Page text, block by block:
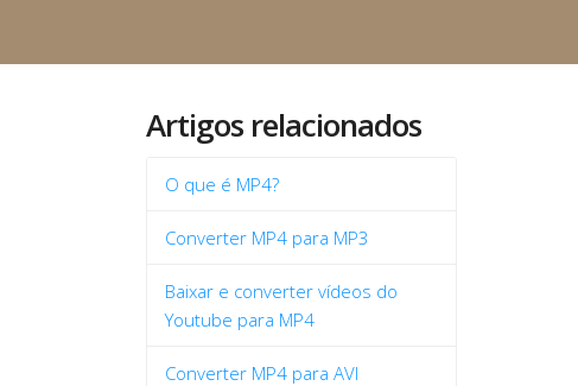
Artigos relacionados
O que é MP4?
Converter MP4 para MP3
Baixar e converter vídeos do
Youtube para MP4
Converter MP4 para AVI